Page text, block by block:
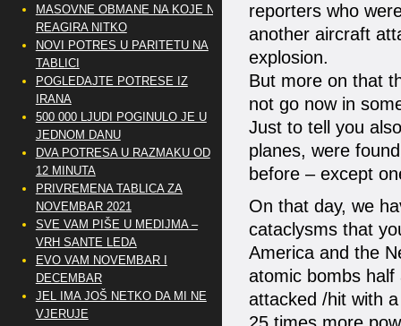
reporters who
another aircraft
explosion.
But more on that
not go now in
Just to tell you
planes, were
before – except
On that day, we
cataclysms that
America and the
atomic bombs
attacked /hit with
MASOVNE OBMANE NA KOJE NE
REAGIRA NITKO
NOVI POTRES U PARITETU NA
TABLICI
POGLEDAJTE POTRESE IZ
IRANA
500 000 LJUDI POGINULO JE U
JEDNOM DANU
DVA POTRESA U RAZMAKU OD
12 MINUTA
PRIVREMENA TABLICA ZA
NOVEMBAR 2021
SVE VAM PIŠE U MEDIJMA –
VRH SANTE LEDA
EVO VAM NOVEMBAR I
DECEMBAR
JEL IMA JOŠ NETKO DA MI NE
VJERUJE